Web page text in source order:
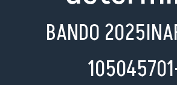
BANDO
Chi
Attività